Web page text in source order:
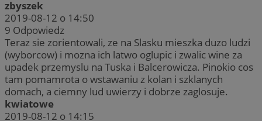
zbyszek
2019-08-12 o 14:50
9 Odpowiedz
Teraz sie zorientowali, ze na Slasku mieszka duzo ludzi
(wyborcow) i mozna ich latwo oglupic i zwalic wine za
upadek przemyslu na Tuska i Balcerowicza. Pinokio cos
tam pomamrota o wstawaniu z kolan i szklanych
domach, a ciemny lud uwierzy i dobrze zaglosuje.
kwiatowe
2019-08-12 o 14:15